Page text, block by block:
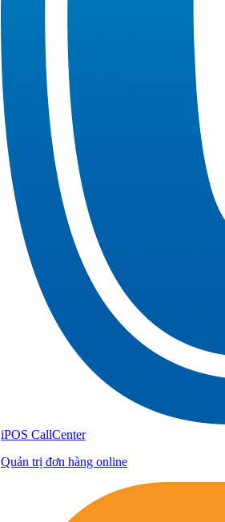
iPOS CallCenter
Quản trị đơn hàng online